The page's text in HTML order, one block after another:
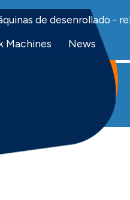
de desenrollado -
Machines
News